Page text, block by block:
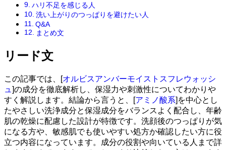
ハリ不足を感じる人
洗い上がりのつっぱりを避けたい人
Q&A
まとめ文
リード文
この記事では、[オルビスアンバーモイストスフレウォッシ
ュ ]の成分を徹底解析し、保湿力や刺激性についてわかりや
すく解説します。結論から言うと、[アミノ酸系]を中心とし
たやさしい洗浄成分と保湿成分をバランスよく配合し、年齢
肌の乾燥に配慮した設計が特徴です。洗顔後のつっぱりが気
になる方や、敏感肌でも使いやすい処方か確認したい方に役
立つ内容になっています。成分の役割や向いている人まで詳